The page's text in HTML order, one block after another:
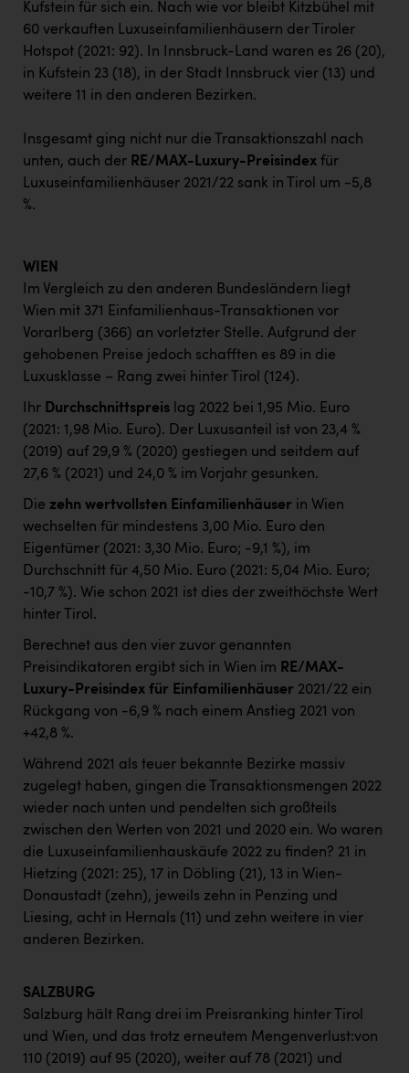
Kufstein für sich ein. Nach wie vor bleibt Kitzbühel mit
60 verkauften Luxuseinfamilienhäusern der Tiroler
Hotspot (2021: 92). In Innsbruck-Land waren es 26 (20),
in Kufstein 23 (18), in der Stadt Innsbruck vier (13) und
weitere 11 in den anderen Bezirken.
Insgesamt ging nicht nur die Transaktionszahl nach
unten, auch der RE/MAX-Luxury-Preisindex für
Luxuseinfamilienhäuser 2021/22 sank in Tirol um -5,8
%.
WIEN
Im Vergleich zu den anderen Bundesländern liegt
Wien mit 371 Einfamilienhaus-Transaktionen vor
Vorarlberg (366) an vorletzter Stelle. Aufgrund der
gehobenen Preise jedoch schafften es 89 in die
Luxusklasse – Rang zwei hinter Tirol (124).
Ihr Durchschnittspreis lag 2022 bei 1,95 Mio. Euro
(2021: 1,98 Mio. Euro). Der Luxusanteil ist von 23,4 %
(2019) auf 29,9 % (2020) gestiegen und seitdem auf
27,6 % (2021) und 24,0 % im Vorjahr gesunken.
Die zehn wertvollsten Einfamilienhäuser in Wien
wechselten für mindestens 3,00 Mio. Euro den
Eigentümer (2021: 3,30 Mio. Euro; -9,1 %), im
Durchschnitt für 4,50 Mio. Euro (2021: 5,04 Mio. Euro;
-10,7 %). Wie schon 2021 ist dies der zweithöchste Wert
hinter Tirol.
Berechnet aus den vier zuvor genannten
Preisindikatoren ergibt sich in Wien im RE/MAX-
Luxury-Preisindex für Einfamilienhäuser 2021/22 ein
Rückgang von -6,9 % nach einem Anstieg 2021 von
+42,8 %.
Während 2021 als teuer bekannte Bezirke massiv
zugelegt haben, gingen die Transaktionsmengen 2022
wieder nach unten und pendelten sich großteils
zwischen den Werten von 2021 und 2020 ein. Wo waren
die Luxuseinfamilienhauskäufe 2022 zu finden? 21 in
Hietzing (2021: 25), 17 in Döbling (21), 13 in Wien-
Donaustadt (zehn), jeweils zehn in Penzing und
Liesing, acht in Hernals (11) und zehn weitere in vier
anderen Bezirken.
SALZBURG
Salzburg hält Rang drei im Preisranking hinter Tirol
und Wien, und das trotz erneutem Mengenverlust:von
110 (2019) auf 95 (2020), weiter auf 78 (2021) und